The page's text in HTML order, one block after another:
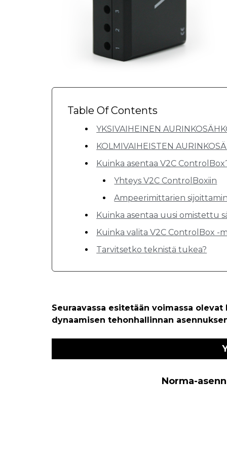
Table Of Contents
YKSIVAIHEINEN
KOLMIVAIHEISTEN
Kuinka asentaa V2C
Yhteys V2C ControlBoxiin
Ampeerimittarien
Kuinka asentaa uusi omistettu
Kuinka valita V2C ControlBox -
Tarvitsetko teknistä tukea?
Seuraavassa esitetään voimassa
dynaamisen tehonhallinnan
Norma-